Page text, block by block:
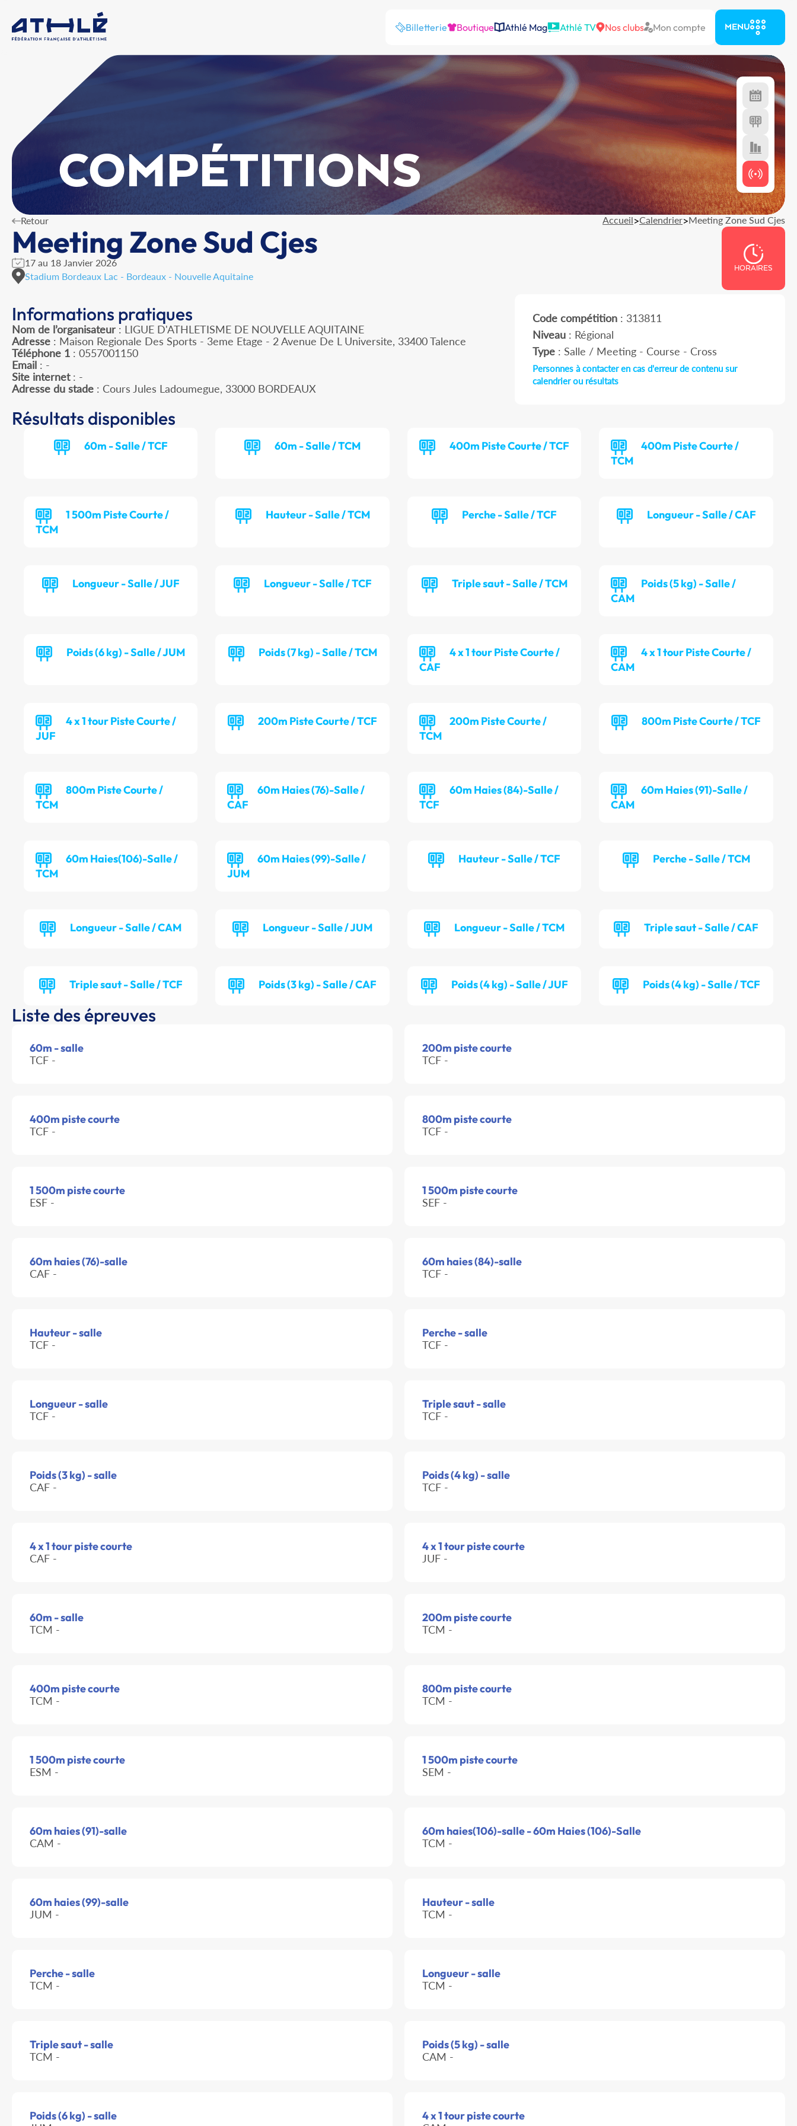
Billetterie Boutique Athlé Mag Athlé TV Nos clubs Mon compte MENU
COMPÉTITIONS
Retour Accueil>Calendrier>Meeting Zone Sud Cjes
Meeting Zone Sud Cjes
17 au 18 Janvier 2026
Stadium Bordeaux Lac - Bordeaux - Nouvelle Aquitaine
HORAIRES
Informations pratiques
Nom de l’organisateur : LIGUE D'ATHLETISME DE NOUVELLE AQUITAINE
Adresse : Maison Regionale Des Sports - 3eme Etage - 2 Avenue De L Universite, 33400 Talence
Téléphone 1 : 0557001150
Email : -
Site internet: -
Adresse du stade : Cours Jules Ladoumegue, 33000 BORDEAUX
Code compétition: 313811
Niveau: Régional
Type: Salle / Meeting - Course - Cross
Personnes à contacter en cas d'erreur de contenu sur
calendrier ou résultats
Résultats disponibles
60m - Salle / TCF 60m - Salle / TCM 400m Piste Courte / TCF
400m Piste Courte /
TCM
1 500m Piste Courte /
TCM
Hauteur - Salle / TCM Perche - Salle / TCF Longueur - Salle / CAF
Longueur - Salle / JUF Longueur - Salle / TCF Triple saut - Salle / TCM
Poids (5 kg) - Salle /
CAM
Poids (6 kg) - Salle / JUM Poids (7 kg) - Salle / TCM
4 x 1 tour Piste Courte /
CAF
4 x 1 tour Piste Courte /
CAM
4 x 1 tour Piste Courte /
JUF
200m Piste Courte / TCF
200m Piste Courte /
TCM
800m Piste Courte / TCF
800m Piste Courte /
TCM
60m Haies (76)-Salle /
CAF
60m Haies (84)-Salle /
TCF
60m Haies (91)-Salle /
CAM
60m Haies(106)-Salle /
TCM
60m Haies (99)-Salle /
JUM
Hauteur - Salle / TCF Perche - Salle / TCM
Longueur - Salle / CAM Longueur - Salle / JUM Longueur - Salle / TCM Triple saut - Salle / CAF
Triple saut - Salle / TCF Poids (3 kg) - Salle / CAF Poids (4 kg) - Salle / JUF Poids (4 kg) - Salle / TCF
Liste des épreuves
60m - salle
TCF -
200m piste courte
TCF -
400m piste courte
TCF -
800m piste courte
TCF -
1 500m piste courte
ESF -
1 500m piste courte
SEF -
60m haies (76)-salle
CAF -
60m haies (84)-salle
TCF -
Hauteur - salle
TCF -
Perche - salle
TCF -
Longueur - salle
TCF -
Triple saut - salle
TCF -
Poids (3 kg) - salle
CAF -
Poids (4 kg) - salle
TCF -
4 x 1 tour piste courte
CAF -
4 x 1 tour piste courte
JUF -
60m - salle
TCM -
200m piste courte
TCM -
400m piste courte
TCM -
800m piste courte
TCM -
1 500m piste courte
ESM -
1 500m piste courte
SEM -
60m haies (91)-salle
CAM -
60m haies(106)-salle - 60m Haies (106)-Salle
TCM -
60m haies (99)-salle
JUM -
Hauteur - salle
TCM -
Perche - salle
TCM -
Longueur - salle
TCM -
Triple saut - salle
TCM -
Poids (5 kg) - salle
CAM -
Poids (6 kg) - salle 4 x 1 tour piste courte